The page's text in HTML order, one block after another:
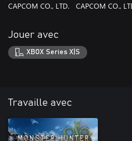
CAPCOM CO., LTD. CAPCOM CO.,
Jouer avec
XBOX Series X|S
Travaille avec